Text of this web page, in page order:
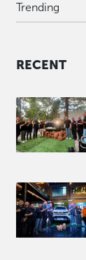
Trending
RECENT